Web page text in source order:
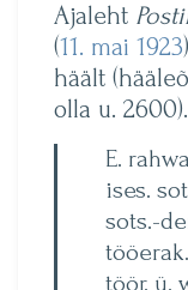
Ajaleht
(11. mai 1923
häält
olla u.
E.
ises.
sots.-
töör. ü.